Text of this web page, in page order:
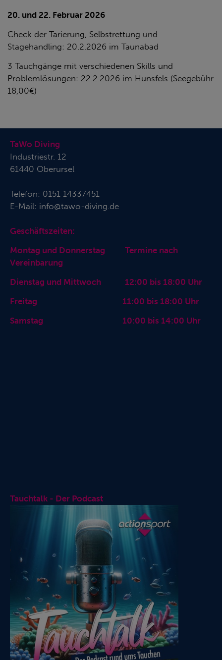
20. und 22. Februar 2026
Check der Tarierung, Selbstrettung und
Stagehandling: 20.2.2026 im Taunabad
3 Tauchgänge mit verschiedenen Skills und
Problemlösungen: 22.2.2026 im Hunsfels (Seegebühr
18,00€)
TaWo Diving
Industriestr. 12
61440 Oberursel
Telefon: 0151 14337451
E-Mail: info@tawo-diving.de
Geschäftszeiten:
Montag und Donnerstag Termine nach
Vereinbarung
Dienstag und Mittwoch 12:00 bis 18:00 Uhr
Freitag 11:00 bis 18:00 Uhr
Samstag 10:00 bis 14:00 Uhr
Tauchtalk - Der Podcast